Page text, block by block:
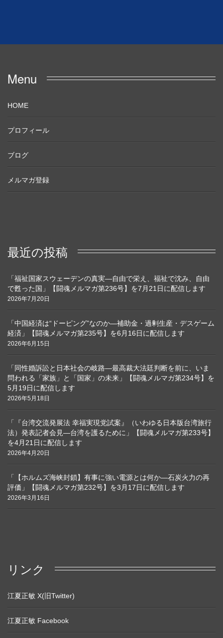
Menu
HOME
プロフィール
ブログ
メルマガ登録
最近の投稿
「福祉国家スウェーデンの真実―自由で栄え、福祉で沈み、自由
で甦った国」【闘魂メルマガ第236号】を7月21日に配信します
2026年7月20日
「中国経済は“ドーピング”なのか―補助金・過剰生産・デスゲーム
経済」【闘魂メルマガ第235号】を6月16日に配信します
2026年6月15日
「同性婚訴訟と日本社会の岐路―最高裁大法廷判断を前に、いま
問われる「家族」と「国家」の未来」【闘魂メルマガ第234号】を
5月19日に配信します
2026年5月18日
「『台湾交流発展法 幸福実現党試案』（いわゆる日本版台湾旅行
法）発表記者会見―台湾を護るために」【闘魂メルマガ第233号】
を4月21日に配信します
2026年4月20日
「【ホルムズ海峡封鎖】有事に強い電源とは何か―石炭火力の再
評価」【闘魂メルマガ第232号】を3月17日に配信します
2026年3月16日
リンク
江夏正敏 X(旧Twitter)
江夏正敏 Facebook